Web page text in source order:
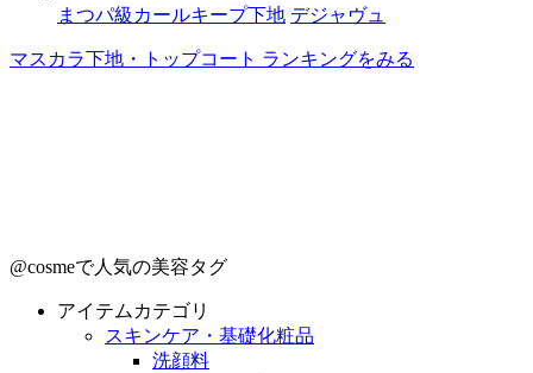
まつパ級カールキープ下地 デジャヴュ
マスカラ下地・トップコート ランキングをみる
@cosmeで人気の美容タグ
アイテムカテゴリ
スキンケア・基礎化粧品
洗顔料